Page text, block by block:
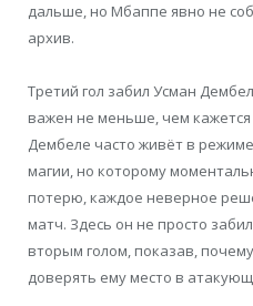
дальше, но Мбаппе явно не
архив.
Третий гол забил Усман
важен не меньше, чем кажется
Дембеле часто живёт в
магии, но которому
потерю, каждое неверное
матч. Здесь он не просто
вторым голом, показав,
доверять ему место в